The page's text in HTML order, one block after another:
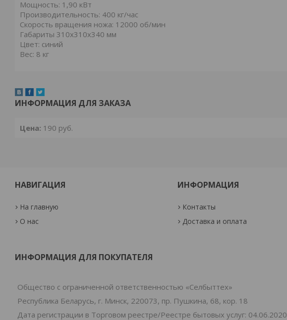
Мощность: 1,90 кВт
Производительность: 400 кг/час
Скорость вращения ножа: 12000 об/мин
Габариты 310х310х340 мм
Цвет: синий
Вес: 8 кг
ИНФОРМАЦИЯ ДЛЯ ЗАКАЗА
Цена: 190 руб.
НАВИГАЦИЯ
На главную
О нас
ИНФОРМАЦИЯ
Контакты
Доставка и оплата
ИНФОРМАЦИЯ ДЛЯ ПОКУПАТЕЛЯ
Общество с ограниченной ответственностью «Селбыттех»
Республика Беларусь, г. Минск, 220073, пр. Пушкина, 68, кор. 18
Дата регистрации в Торговом реестре/Реестре бытовых услуг: 04.06.2020